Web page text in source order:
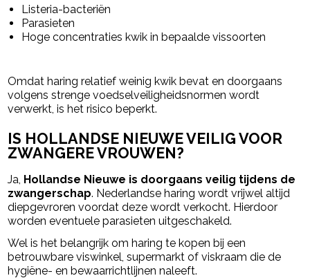
Listeria-bacteriën
Parasieten
Hoge concentraties kwik in bepaalde vissoorten
Omdat haring relatief weinig kwik bevat en doorgaans
volgens strenge voedselveiligheidsnormen wordt
verwerkt, is het risico beperkt.
IS HOLLANDSE NIEUWE VEILIG VOOR
ZWANGERE VROUWEN?
Ja, Hollandse Nieuwe is doorgaans veilig tijdens de
zwangerschap. Nederlandse haring wordt vrijwel altijd
diepgevroren voordat deze wordt verkocht. Hierdoor
worden eventuele parasieten uitgeschakeld.
Wel is het belangrijk om haring te kopen bij een
betrouwbare viswinkel, supermarkt of viskraam die de
hygiëne- en bewaarrichtlijnen naleeft.